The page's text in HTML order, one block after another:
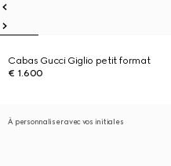
Cabas Gucci Giglio petit format
€ 1.600
À personnaliser avec vos initiales